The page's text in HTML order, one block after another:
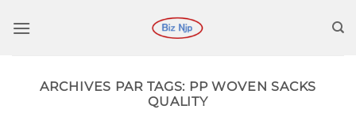
au
ARCHIVES PAR TAGS: PP WOVEN SACKS
QUALITY